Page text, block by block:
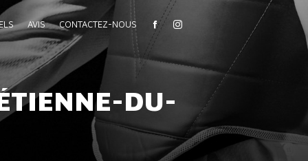
AVIS CONTACTEZ-NOUS
DU-